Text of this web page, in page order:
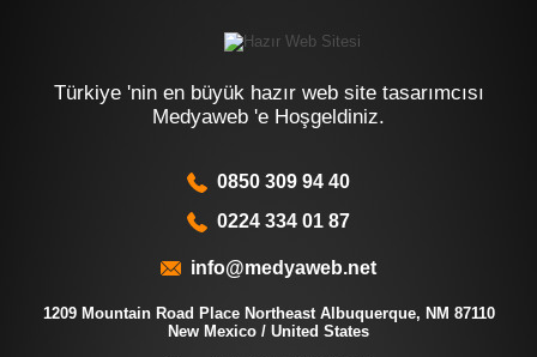
Türkiye 'nin en büyük hazır web site tasarımcısı
Medyaweb 'e Hoşgeldiniz.
0850 309 94 40
0224 334 01 87
info@medyaweb.net
1209 Mountain Road Place Northeast Albuquerque, NM 87110
New Mexico / United States